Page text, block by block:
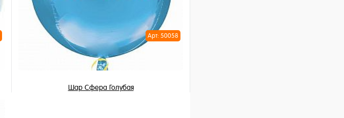
В наличии
Арт: 50058
Шар Сфера Голубая